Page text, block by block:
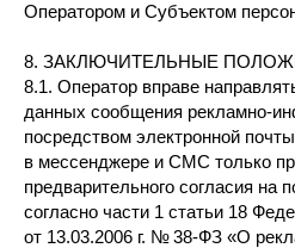
Оператором и Субъектом
8. ЗАКЛЮЧИТЕЛЬНЫЕ
8.1. Оператор вправе
данных сообщения рекламно-
посредством электронной
в мессенджере и СМС только
предварительного согласия на
согласно части 1 статьи 18
от 13.03.2006 г. № 38-ФЗ «О